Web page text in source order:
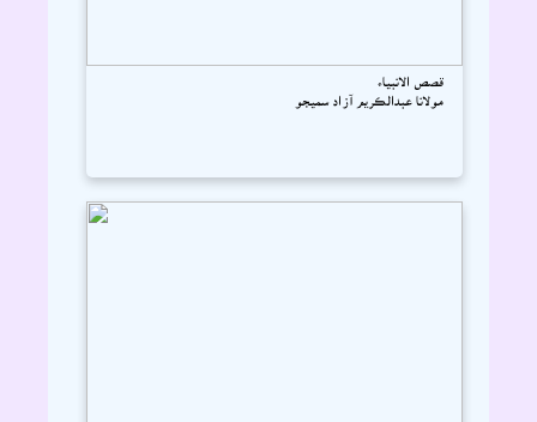
قصص الانبياء
مولانا عبدالڪريم آزاد سميجو